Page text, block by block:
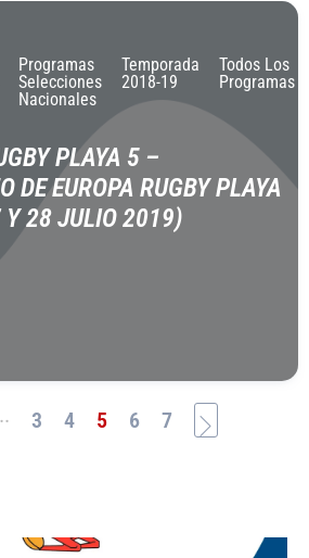
Programas
Selecciones
Nacionales
Temporada
2018-19
Todos Los
Programas
PLAYA 5 –
DE EUROPA RUGBY PLAYA
Y 28 JULIO 2019)
3 4 5 6 7